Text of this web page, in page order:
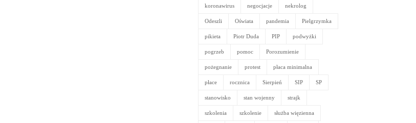
koronawirus negocjacje nekrolog
Odeszli Oświata pandemia Pielgrzymka
pikieta Piotr Duda PIP podwyżki
pogrzeb pomoc Porozumienie
pożegnanie protest płaca minimalna
płace rocznica Sierpień SIP SP
stanowisko stan wojenny strajk
szkolenia szkolenie służba więzienna